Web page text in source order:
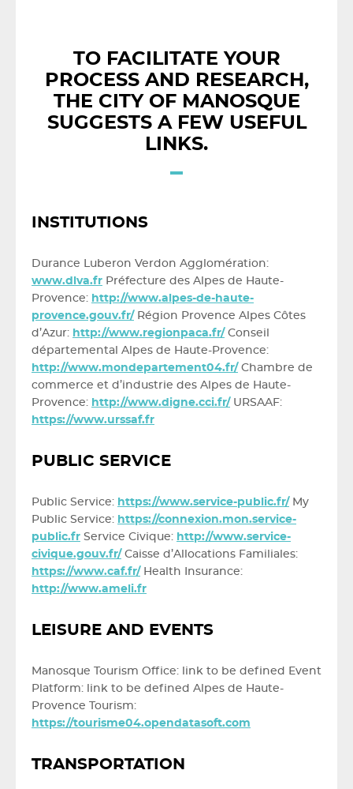
TO FACILITATE YOUR
PROCESS AND RESEARCH,
THE CITY OF MANOSQUE
SUGGESTS A FEW USEFUL
LINKS.
INSTITUTIONS
Durance Luberon Verdon Agglomération:
www.dlva.fr Préfecture des Alpes de Haute-
Provence: http://www.alpes-de-haute-
provence.gouv.fr/ Région Provence Alpes Côtes
d’Azur: http://www.regionpaca.fr/ Conseil
départemental Alpes de Haute-Provence:
http://www.mondepartement04.fr/ Chambre de
commerce et d’industrie des Alpes de Haute-
Provence: http://www.digne.cci.fr/ URSAAF:
https://www.urssaf.fr
PUBLIC SERVICE
Public Service: https://www.service-public.fr/ My
Public Service: https://connexion.mon.service-
public.fr Service Civique: http://www.service-
civique.gouv.fr/ Caisse d’Allocations Familiales:
https://www.caf.fr/ Health Insurance:
http://www.ameli.fr
LEISURE AND EVENTS
Manosque Tourism Office: link to be defined Event
Platform: link to be defined Alpes de Haute-
Provence Tourism:
https://tourisme04.opendatasoft.com
TRANSPORTATION